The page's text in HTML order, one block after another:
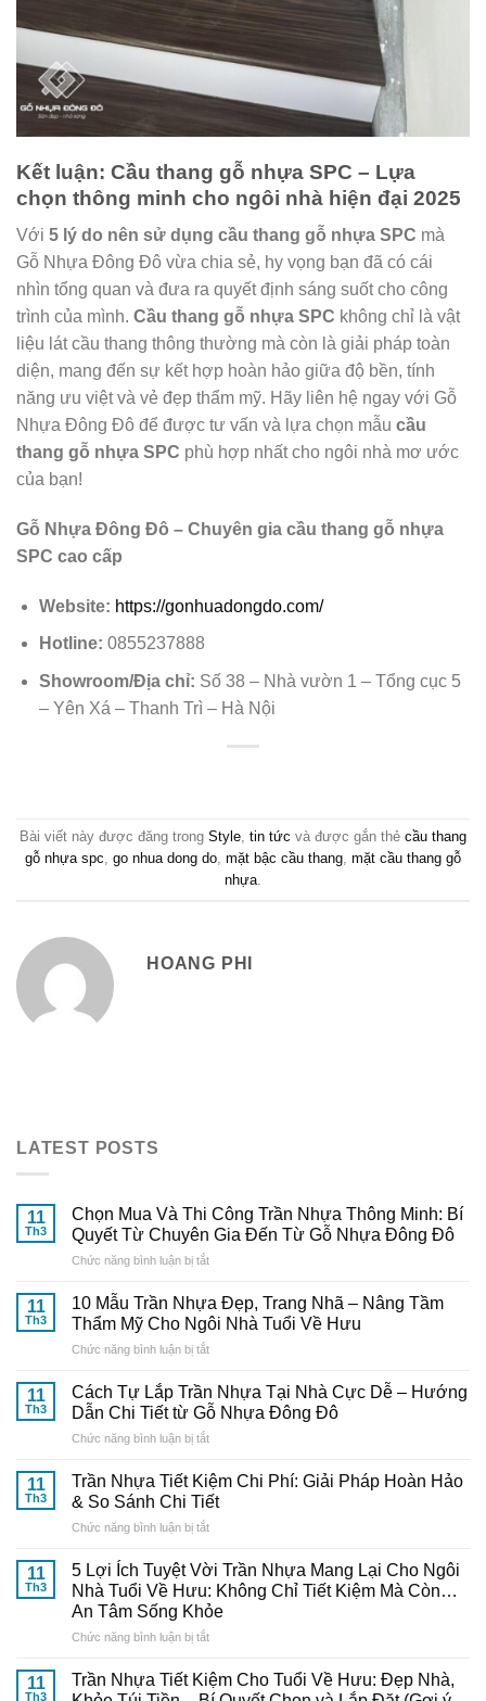
Kết luận: Cầu thang gỗ nhựa SPC – Lựa
chọn thông minh cho ngôi nhà hiện đại 2025
Với 5 lý do nên sử dụng cầu thang gỗ nhựa SPC mà
Gỗ Nhựa Đông Đô vừa chia sẻ, hy vọng bạn đã có cái
nhìn tổng quan và đưa ra quyết định sáng suốt cho công
trình của mình. Cầu thang gỗ nhựa SPC không chỉ là vật
liệu lát cầu thang thông thường mà còn là giải pháp toàn
diện, mang đến sự kết hợp hoàn hảo giữa độ bền, tính
năng ưu việt và vẻ đẹp thẩm mỹ. Hãy liên hệ ngay với Gỗ
Nhựa Đông Đô để được tư vấn và lựa chọn mẫu cầu
thang gỗ nhựa SPC phù hợp nhất cho ngôi nhà mơ ước
của bạn!
Gỗ Nhựa Đông Đô – Chuyên gia cầu thang gỗ nhựa
SPC cao cấp
Website: https://gonhuadongdo.com/
Hotline: 0855237888
Showroom/Địa chỉ: Số 38 – Nhà vườn 1 – Tổng cục 5
– Yên Xá – Thanh Trì – Hà Nội
Bài viết này được đăng trong Style, tin tức và được gắn thẻ cầu thang
gỗ nhựa spc, go nhua dong do, mặt bậc cầu thang, mặt cầu thang gỗ
nhựa.
HOANG PHI
LATEST POSTS
11
Th3
Chọn Mua Và Thi Công Trần Nhựa Thông Minh: Bí
Quyết Từ Chuyên Gia Đến Từ Gỗ Nhựa Đông Đô
Chức năng bình luận bị tắtở
Mua
Và
Thi
Công
Nhựa
Thông
Bí
Từ
Chuyên
Gỗ
Nhựa
Đông
11
Th3
10 Mẫu Trần Nhựa Đẹp, Trang Nhã – Nâng Tầm
Thẩm Mỹ Cho Ngôi Nhà Tuổi Về Hưu
Chức năng bình luận bị tắtở
Mẫu
Trần
Nhựa
Đẹp,
Nhã
–
Tầm
Mỹ
Cho
Ngôi
Tuổi
Hưu
11
Th3
Cách Tự Lắp Trần Nhựa Tại Nhà Cực Dễ – Hướng
Dẫn Chi Tiết từ Gỗ Nhựa Đông Đô
Chức năng bình luận bị tắtở
Tự
Lắp
Trần
Nhựa
Nhà
Cực
Dễ
Hướng
Chi
Tiết
11
Th3
Trần Nhựa Tiết Kiệm Chi Phí: Giải Pháp Hoàn Hảo
& So Sánh Chi Tiết
Chức năng bình luận bị tắtở
Nhựa
Tiết
Kiệm
Chi
Phí:
Pháp
Hoàn
11
Th3
5 Lợi Ích Tuyệt Vời Trần Nhựa Mang Lại Cho Ngôi
Nhà Tuổi Về Hưu: Không Chỉ Tiết Kiệm Mà Còn…
An Tâm Sống Khỏe
Chức năng bình luận bị tắtở
Lợi
Ích
11
Th3
Trần Nhựa Tiết Kiệm Cho Tuổi Về Hưu: Đẹp Nhà,